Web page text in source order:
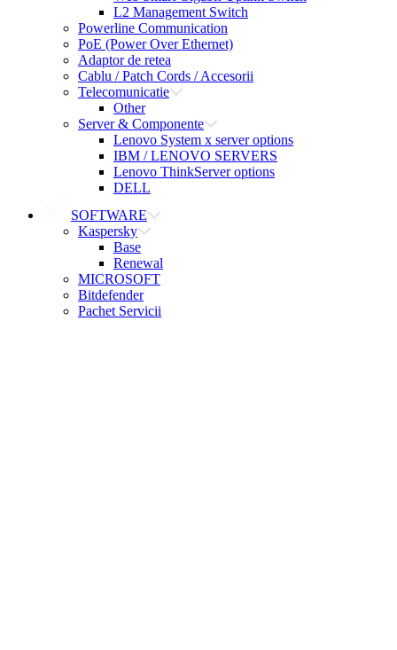
L2 Management Switch
Powerline Communication
PoE (Power Over Ethernet)
Adaptor de retea
Cablu / Patch Cords / Accesorii
Telecomunicatie
Other
Server & Componente
Lenovo System x server options
IBM / LENOVO SERVERS
Lenovo ThinkServer options
DELL
SOFTWARE
Kaspersky
Base
Renewal
MICROSOFT
Bitdefender
Pachet Servicii